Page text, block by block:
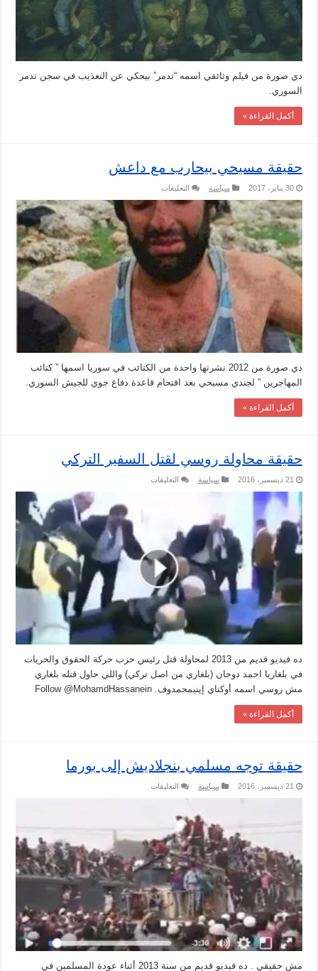
دي صورة من فيلم وثائقي اسمه “تدمر” بيحكي عن التعذيب في سجن تدمر
السوري.
أكمل القراءة »
حقيقة مسيحي بيحارب مع داعش
30 يناير، 2017 سياسة التعليقات
مسيحي
بيحارب
مع
داعش
مغلقة
دي صورة من 2012 نشرتها واحدة من الكتائب في سوريا اسمها ” كتائب
المهاجرين ” لجندي مسيحي بعد اقتحام قاعدة دفاع جوي للجيش السوري.
أكمل القراءة »
حقيقة محاولة روسي لقتل السفير التركي
21 ديسمبر، 2016 سياسة التعليقات
السفير
التركي
مغلقة
ده فيديو قديم من 2013 لمحاولة قتل رئيس حزب حركة الحقوق والحريات
في بلغاريا احمد دوجان (بلغاري من اصل تركي) واللي حاول قتله بلغاري
مش روسي اسمه أوكتاي إينيمحمدوف. Follow @MohamdHassanein
أكمل القراءة »
حقيقة توجه مسلمي بنجلاديش إلى بورما
21 ديسمبر، 2016 سياسة التعليقات
بورما
مغلقة
مش حقيقي . ده فيديو قديم من سنة 2013 أثناء عودة المسلمين في